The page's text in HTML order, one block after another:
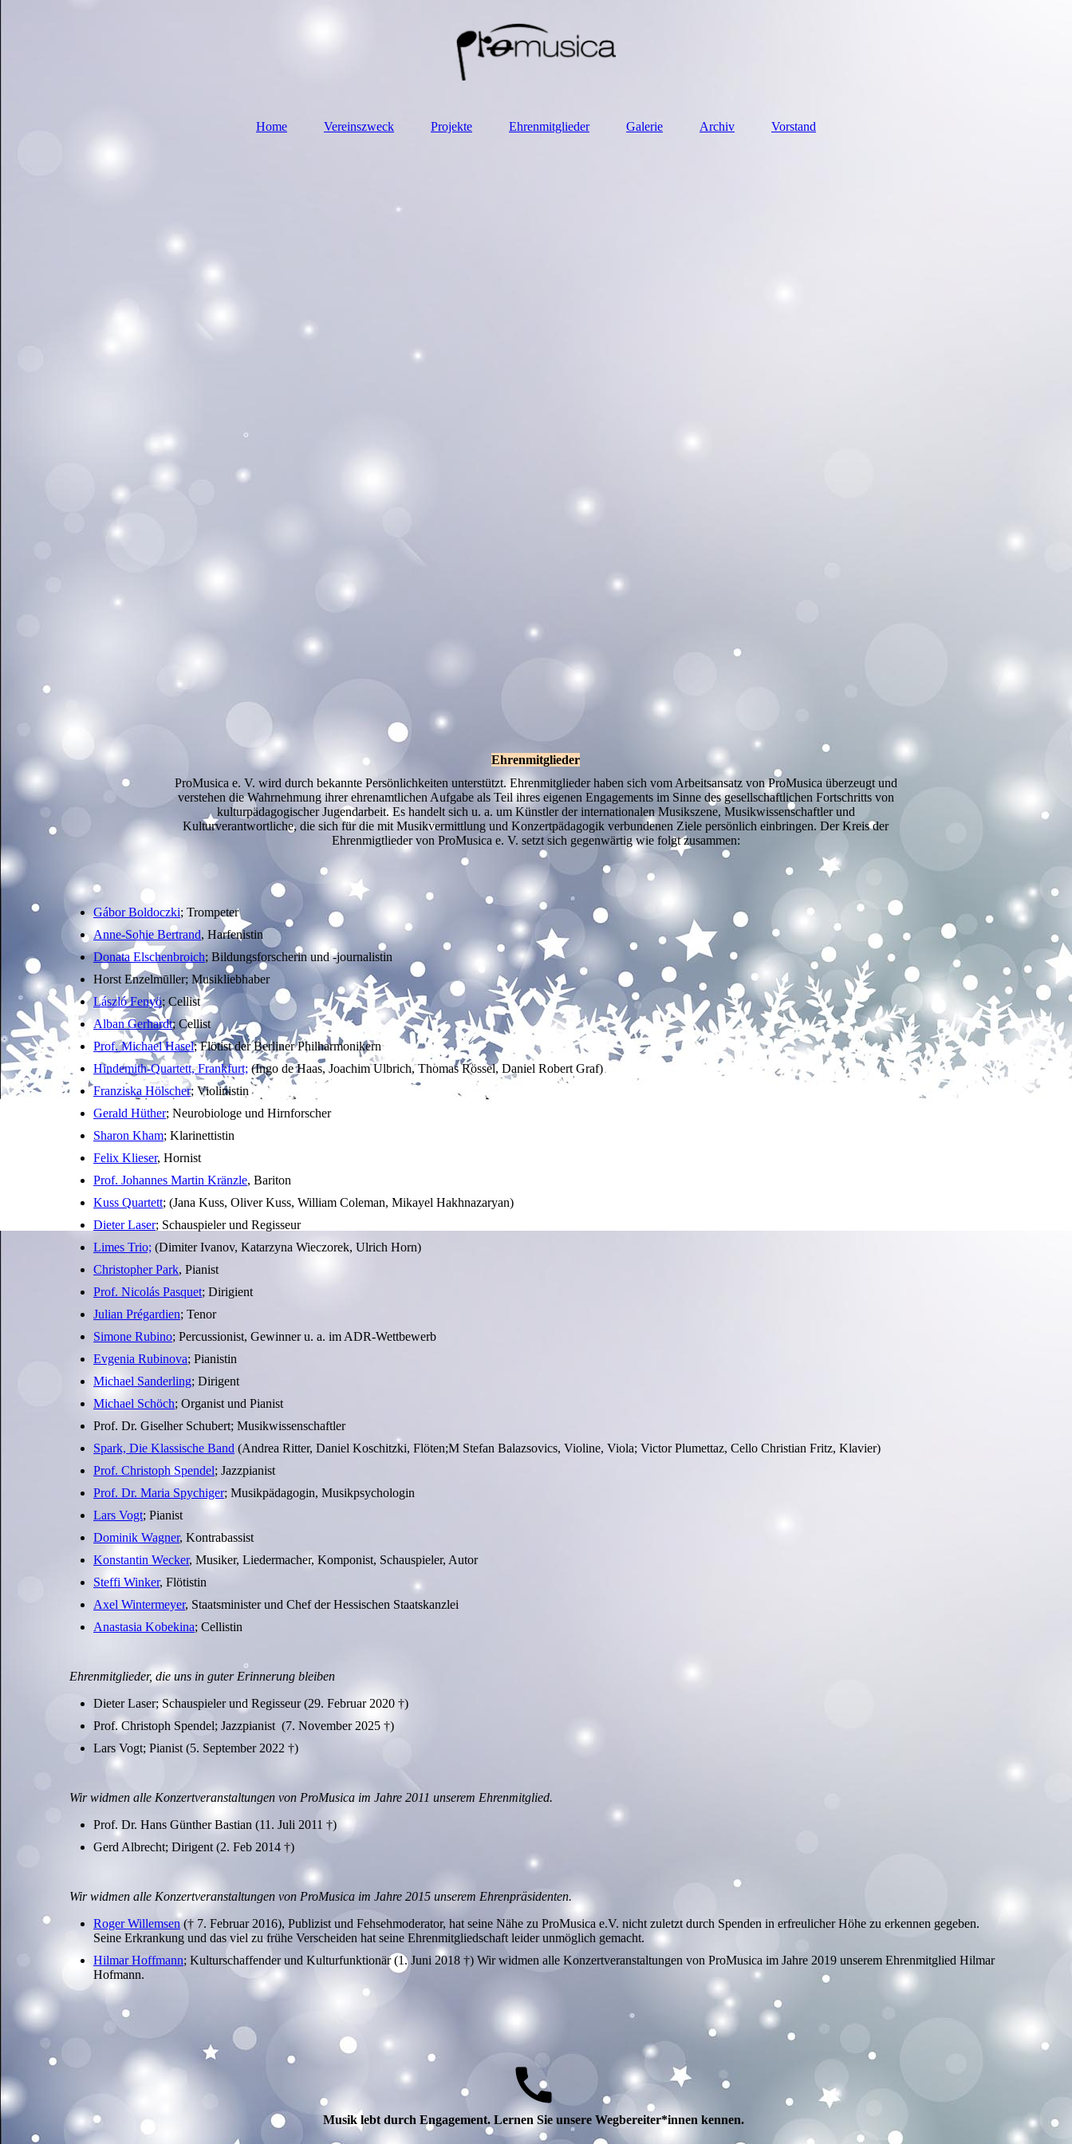
Home Vereinszweck Projekte Ehrenmitglieder Galerie Archiv Vorstand
Ehrenmitglieder
ProMusica e. V. wird durch bekannte Persönlichkeiten unterstützt. Ehrenmitglieder haben sich vom Arbeitsansatz von ProMusica überzeugt und
verstehen die Wahrnehmung ihrer ehrenamtlichen Aufgabe als Teil ihres eigenen Engagements im Sinne des gesellschaftlichen Fortschritts von
kulturpädagogischer Jugendarbeit. Es handelt sich u. a. um Künstler der internationalen Musikszene, Musikwissenschaftler und
Kulturverantwortliche, die sich für die mit Musikvermittlung und Konzertpädagogik verbundenen Ziele persönlich einbringen. Der Kreis der
Ehrenmigtlieder von ProMusica e. V. setzt sich gegenwärtig wie folgt zusammen:
Gábor Boldoczki; Trompeter
Anne-Sohie Bertrand, Harfenistin
Donata Elschenbroich; Bildungsforscherin und -journalistin
Horst Enzelmūller; Musikliebhaber
László Fenyö; Cellist
Alban Gerhardt; Cellist
Prof. Michael Hasel; Flötist der Berliner Philharmonikern
Hindemith-Quartett, Frankfurt; (Ingo de Haas, Joachim Ulbrich, Thomas Rössel, Daniel Robert Graf)
Franziska Hölscher; Violinistin
Gerald Hüther; Neurobiologe und Hirnforscher
Sharon Kham; Klarinettistin
Felix Klieser, Hornist
Prof. Johannes Martin Kränzle, Bariton
Kuss Quartett; (Jana Kuss, Oliver Kuss, William Coleman, Mikayel Hakhnazaryan)
Dieter Laser; Schauspieler und Regisseur
Limes Trio; (Dimiter Ivanov, Katarzyna Wieczorek, Ulrich Horn)
Christopher Park, Pianist
Prof. Nicolás Pasquet; Dirigient
Julian Prégardien; Tenor
Simone Rubino; Percussionist, Gewinner u. a. im ADR-Wettbewerb
Evgenia Rubinova; Pianistin
Michael Sanderling; Dirigent
Michael Schöch; Organist und Pianist
Prof. Dr. Giselher Schubert; Musikwissenschaftler
Spark, Die Klassische Band (Andrea Ritter, Daniel Koschitzki, Flöten;M Stefan Balazsovics, Violine, Viola; Victor Plumettaz, Cello Christian Fritz, Klavier)
Prof. Christoph Spendel; Jazzpianist
Prof. Dr. Maria Spychiger; Musikpädagogin, Musikpsychologin
Lars Vogt; Pianist
Dominik Wagner, Kontrabassist
Konstantin Wecker, Musiker, Liedermacher, Komponist, Schauspieler, Autor
Steffi Winker, Flötistin
Axel Wintermeyer, Staatsminister und Chef der Hessischen Staatskanzlei
Anastasia Kobekina; Cellistin
Ehrenmitglieder, die uns in guter Erinnerung bleiben
Dieter Laser; Schauspieler und Regisseur (29. Februar 2020 †)
Prof. Christoph Spendel; Jazzpianist (7. November 2025 †)
Lars Vogt; Pianist (5. September 2022 †)
Wir widmen alle Konzertveranstaltungen von ProMusica im Jahre 2011 unserem Ehrenmitglied.
Prof. Dr. Hans Günther Bastian (11. Juli 2011 †)
Gerd Albrecht; Dirigent (2. Feb 2014 †)
Wir widmen alle Konzertveranstaltungen von ProMusica im Jahre 2015 unserem Ehrenpräsidenten.
Roger Willemsen(† 7. Februar 2016), Publizist und Fehsehmoderator, hat seine Nähe zu ProMusica e.V. nicht zuletzt durch Spenden in erfreulicher Höhe zu erkennen gegeben.
Seine Erkrankung und das viel zu frühe Verscheiden hat seine Ehrenmitgliedschaft leider unmöglich gemacht.
Hilmar Hoffmann; Kulturschaffender und Kulturfunktionär (1. Juni 2018 †) Wir widmen alle Konzertveranstaltungen von ProMusica im Jahre 2019 unserem Ehrenmitglied Hilmar
Hofmann.
Musik lebt durch Engagement. Lernen Sie unsere Wegbereiter*innen kennen.